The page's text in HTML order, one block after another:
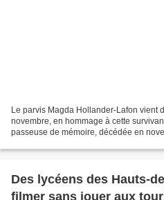
Le parvis Magda Hollander-Lafon vient
novembre, en hommage à cette
passeuse de mémoire, décédée en
Des lycéens des Hauts-
filmer sans jouer aux